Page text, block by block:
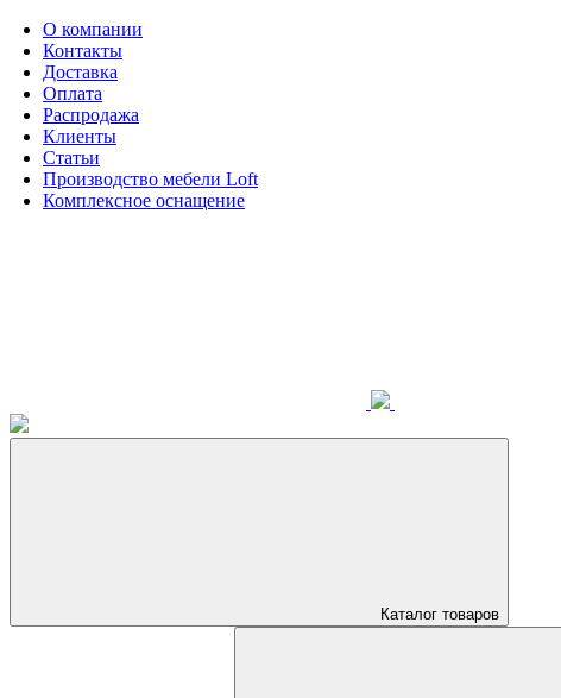
О компании
Контакты
Доставка
Оплата
Распродажа
Клиенты
Статьи
Производство мебели Loft
Комплексное оснащение
Каталог товаров